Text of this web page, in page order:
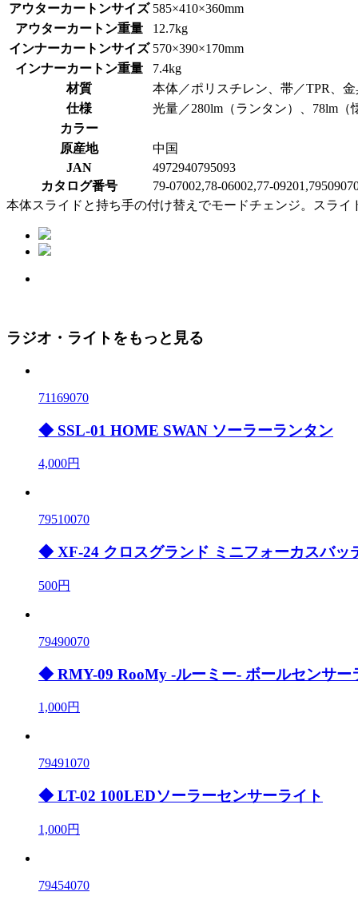
アウターカートンサイズ 585×410×360mm
アウターカートン重量
12.7kg
インナーカートンサイズ 570×390×170mm
インナーカートン重量
7.4kg
材質
本体／ポリスチレン、帯／TPR、
仕様
光量／280lm（ランタン）、78lm（
カラー
原産地
中国
JAN
4972940795093
カタログ番号
79-07002,78-06002,77-
本体スライドと持ち手の付け替えでモードチェンジ。スライ
ラジオ・ライトをもっと見る
71169070
◆ SSL-01 HOME SWAN ソーラーランタン
4,000円
79510070
◆ XF-24 クロスグランド ミニフォーカスバッ
500円
79490070
◆ RMY-09 RooMy -ルーミー- ボールセンサー
1,000円
79491070
◆ LT-02 100LEDソーラーセンサーライト
1,000円
79454070